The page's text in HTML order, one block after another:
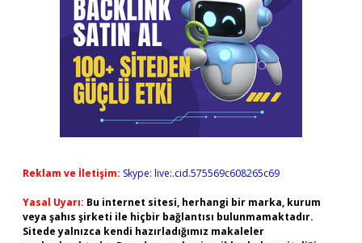
Reklam ve İletişim: Skype: live:.cid.575569c608265c69
Yasal Uyarı: Bu internet sitesi, herhangi bir marka, kurum
veya şahıs şirketi ile hiçbir bağlantısı bulunmamaktadır.
Sitede yalnızca kendi hazırladığımız makaleler